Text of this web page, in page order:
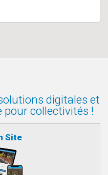
digitales et
pour collectivités !
Site